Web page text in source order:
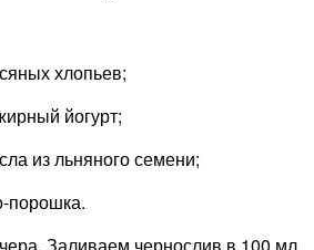
хлопьев;
йогурт;
из льняного семени;
порошка.
Заливаем чернослив в 100 мл